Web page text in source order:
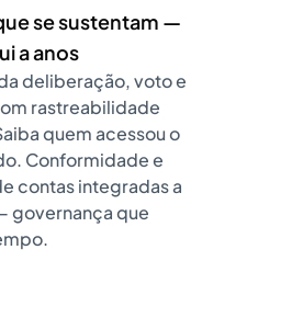
se sustentam —
a anos
deliberação, voto e
rastreabilidade
quem acessou o
Conformidade e
contas integradas a
governança que